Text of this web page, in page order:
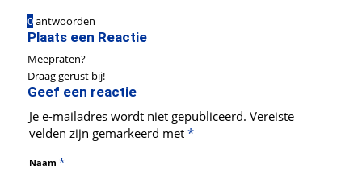
0antwoorden
Plaats een Reactie
Meepraten?
Draag gerust bij!
Geef een reactie
Je e-mailadres wordt niet gepubliceerd. Vereiste
velden zijn gemarkeerd met *
Naam *